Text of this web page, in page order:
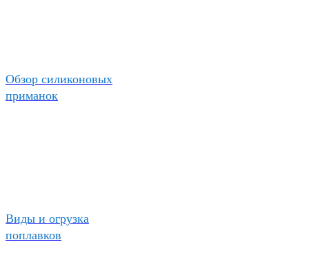
Обзор силиконовых
приманок
Виды и огрузка
поплавков